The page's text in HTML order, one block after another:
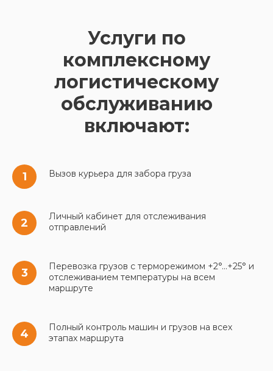
Услуги по
комплексному
логистическому
обслуживанию
включают:
Вызов курьера для забора груза
Личный кабинет для отслеживания
отправлений
Перевозка грузов с терморежимом +2°...+25° и
отслеживанием температуры на всем
маршруте
Полный контроль машин и грузов на всех
этапах маршрута